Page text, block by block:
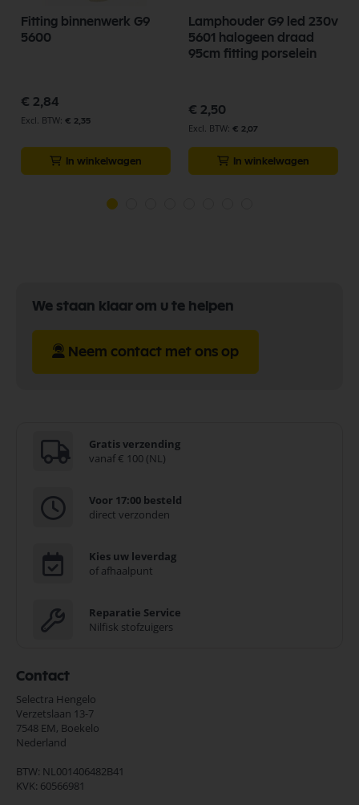
Fitting binnenwerk G9
5600
€ 2,84
€ 2,35
In winkelwagen
Lamphouder G9 led 230v
5601 halogeen draad
95cm fitting porselein
€ 2,50
€ 2,07
In winkelwagen
We staan klaar om u te helpen
Neem contact met ons op
Gratis verzending
vanaf € 100 (NL)
Voor 17:00 besteld
direct verzonden
Kies uw leverdag
of afhaalpunt
Reparatie Service
Nilfisk stofzuigers
Contact
Selectra Hengelo
Verzetslaan 13-7
7548 EM, Boekelo
Nederland
BTW: NL001406482B41
KVK: 60566981